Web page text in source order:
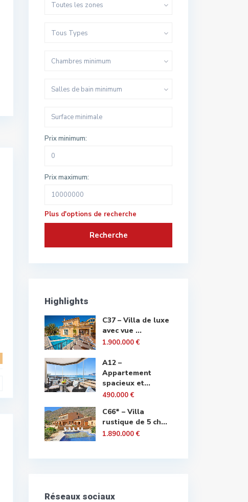
Toutes les zones
Tous Types
Chambres minimum
Salles de bain minimum
Prix minimum:
Prix maximum:
Plus d'options de recherche
Recherche
Highlights
C37 – Villa de luxe
avec vue ...
1.900.000 €
A12 –
Appartement
spacieux et...
490.000 €
C66* – Villa
rustique de 5 ch...
1.890.000 €
Réseaux sociaux